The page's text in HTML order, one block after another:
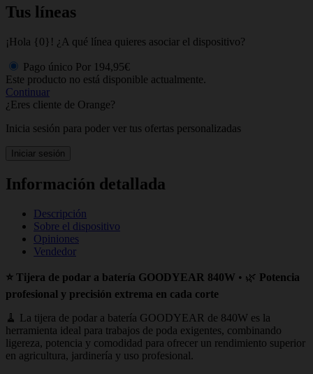
Tus líneas
¡Hola {0}! ¿A qué línea quieres asociar el dispositivo?
Pago único Por 194,95€
Este producto no está disponible actualmente.
Continuar
¿Eres cliente de Orange?
Inicia sesión para poder ver tus ofertas personalizadas
Iniciar sesión
Información detallada
Descripción
Sobre el dispositivo
Opiniones
Vendedor
⭐ Tijera de podar a batería GOODYEAR 840W • 🌿 Potencia
profesional y precisión extrema en cada corte
🧹 La tijera de podar a batería GOODYEAR de 840W es la
herramienta ideal para trabajos de poda exigentes, combinando
ligereza, potencia y comodidad para ofrecer un rendimiento superior
en agricultura, jardinería y uso profesional.